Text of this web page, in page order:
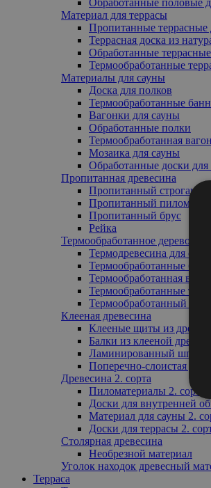
Обработанные половые
Материал для террасы
Пропитанные террасные
Террасная доска из
Обработанные
Термообработанные
Mатериалы для сауны
Доска для полков
Термообработанные
Вагонки для сауны
Обработанные полки
Термообработанная
Мозаика для сауны
Обработанные доски для
Пропитанная древесина
Пропитанный
Пропитанный
Пропитанный брус
Pейка
Термообработанное дерево
Термодревесина для
Термообработанные
Термообработанная
Термообработанные
Термообработанный
Клееная древесина
Клееные щиты из
Балки из клееной
Ламинированный шпон
Поперечно-слоистая
Древесина 2. сорта
Пиломатериалы 2. сорта
Доски для внутренней
Материал для сауны 2.
Доски для террасы 2.
Столярная древесина
Необрезной материал
Уголок находок древесный
Терраса